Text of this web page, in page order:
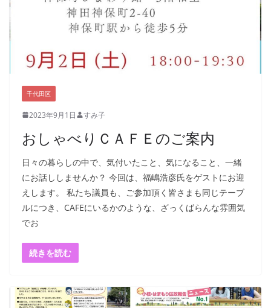
千代田区
2023年9月1日 すみ子
おしゃべりＣＡＦＥのご案内
日々の暮らしの中で、気付いたこと、気になること、一緒
にお話ししませんか？ 今回は、福嶋浩彦氏をゲストにお迎
えします。 私たち議員も、ご参加頂く皆さまも同じテーブ
ルにつき、CAFEにいるかのような、ざっくばらんな雰囲気
でお
続きを読む